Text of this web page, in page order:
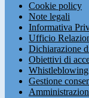
Cookie policy
Note legali
Informativa
Ufficio
Dichiarazione
Obiettivi di
Whistleblowing
Gestione